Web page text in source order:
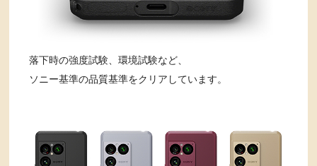
落下時の強度試験、環境試験など、
ソニー基準の品質基準をクリアしています。